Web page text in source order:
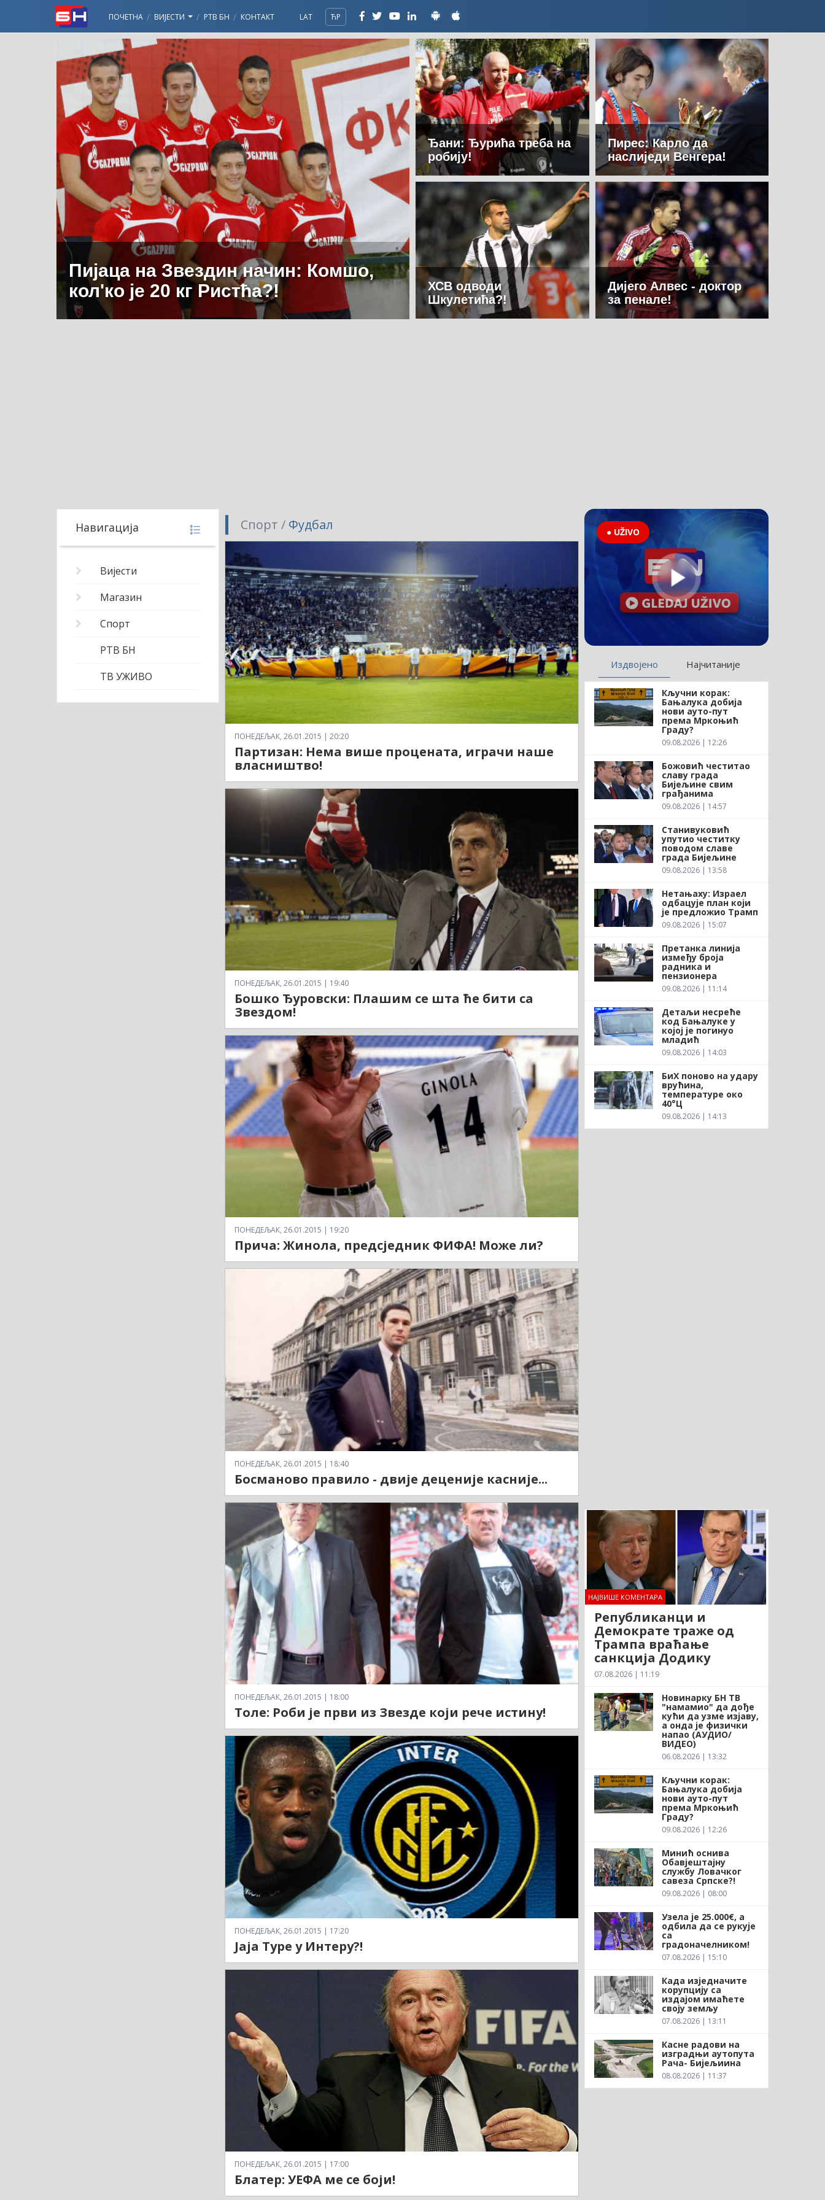
ПОЧЕТНА ВИЈЕСТИ РТВ БН КОНТАКТ LAT ЋР
Пијаца на Звездин начин: Комшо,
кол'ко је 20 кг Ристћа?!
Ђани: Ђурића треба на
робију!
Пирес: Карло да
наслиједи Венгера!
ХСВ одводи
Шкулетића?!
Дијего Алвес - доктор
за пенале!
Навигација
Вијести
Магазин
Спорт
РТВ БН
ТВ УЖИВО
Спорт / Фудбал
ПОНЕДЕЉАК, 26.01.2015 | 20:20
Партизан: Нема више процената, играчи наше
власништво!
ПОНЕДЕЉАК, 26.01.2015 | 19:40
Бошко Ђуровски: Плашим се шта ће бити са
Звездом!
ПОНЕДЕЉАК, 26.01.2015 | 19:20
Прича: Жинола, предсједник ФИФА! Може ли?
ПОНЕДЕЉАК, 26.01.2015 | 18:40
Босманово правило - двије деценије касније...
ПОНЕДЕЉАК, 26.01.2015 | 18:00
Толе: Роби је први из Звезде који рече истину!
ПОНЕДЕЉАК, 26.01.2015 | 17:20
Јаја Туре у Интеру?!
ПОНЕДЕЉАК, 26.01.2015 | 17:00
Блатер: УЕФА ме се боји!
● UŽIVO
Издвојено Најчитаније
Кључни корак:
Бањалука добија
нови ауто-пут
према Мркоњић
Граду?
09.08.2026 | 12:26
Божовић честитао
славу града
Бијељине свим
грађанима
09.08.2026 | 14:57
Станивуковић
упутио честитку
поводом славе
града Бијељине
09.08.2026 | 13:58
Нетањаху: Израел
одбацује план који
је предложио Трамп
09.08.2026 | 15:07
Претанка линија
између броја
радника и
пензионера
09.08.2026 | 11:14
Детаљи несреће
код Бањалуке у
којој је погинуо
младић
09.08.2026 | 14:03
БиХ поново на удару
врућина,
температуре око
40°Ц
09.08.2026 | 14:13
НАЈВИШЕ КОМЕНТАРА
Републиканци и
Демократе траже од
Трампа враћање
санкција Додику
07.08.2026 | 11:19
Новинарку БН ТВ
"намамио" да дође
кући да узме изјаву,
а онда је физички
напао (АУДИО/
ВИДЕО)
06.08.2026 | 13:32
Кључни корак:
Бањалука добија
нови ауто-пут
према Мркоњић
Граду?
09.08.2026 | 12:26
Минић оснива
Обавјештајну
службу Ловачког
савеза Српске?!
09.08.2026 | 08:00
Узела је 25.000€, а
одбила да се рукује
са
градоначелником!
07.08.2026 | 15:10
Када изједначите
корупцију са
издајом имаћете
своју земљу
07.08.2026 | 13:11
Касне радови на
изградњи аутопута
Рача- Бијељиина
08.08.2026 | 11:37